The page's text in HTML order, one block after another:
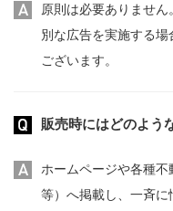
原則は必要ありませ
別な広告を実施する
ございます。
販売時にはどのよう
ホームページや各種
等）へ掲載し、一斉に